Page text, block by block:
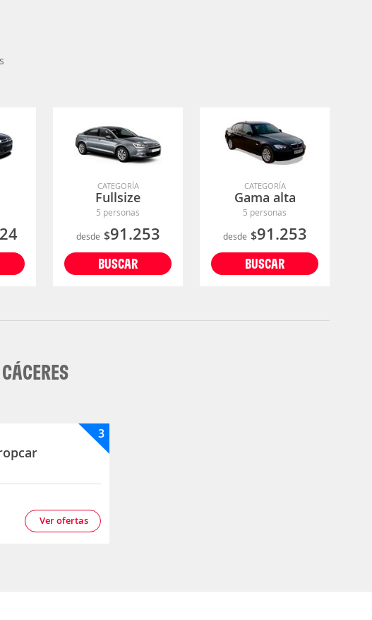
CATEGORÍA
Fullsize
5 personas
desde $91.253
BUSCAR
CATEGORÍA
Gama alta
5 personas
desde $91.253
BUSCAR
3
Ver ofertas